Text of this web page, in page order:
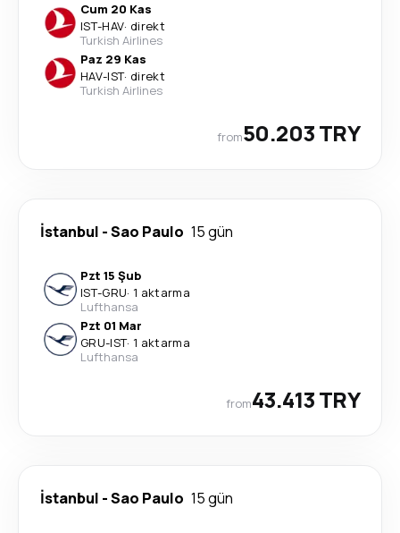
Cum 20 Kas
IST-HAV· direkt
Turkish Airlines
Paz 29 Kas
HAV-IST· direkt
Turkish Airlines
from50.203 TRY
İstanbul -Sao Paulo 15 gün
Pzt 15 Şub
IST-GRU· 1 aktarma
Lufthansa
Pzt 01 Mar
GRU-IST· 1 aktarma
Lufthansa
from43.413 TRY
İstanbul -Sao Paulo 15 gün